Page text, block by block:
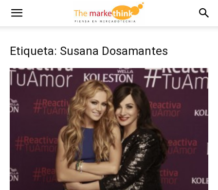
Etiqueta: Susana Dosamantes